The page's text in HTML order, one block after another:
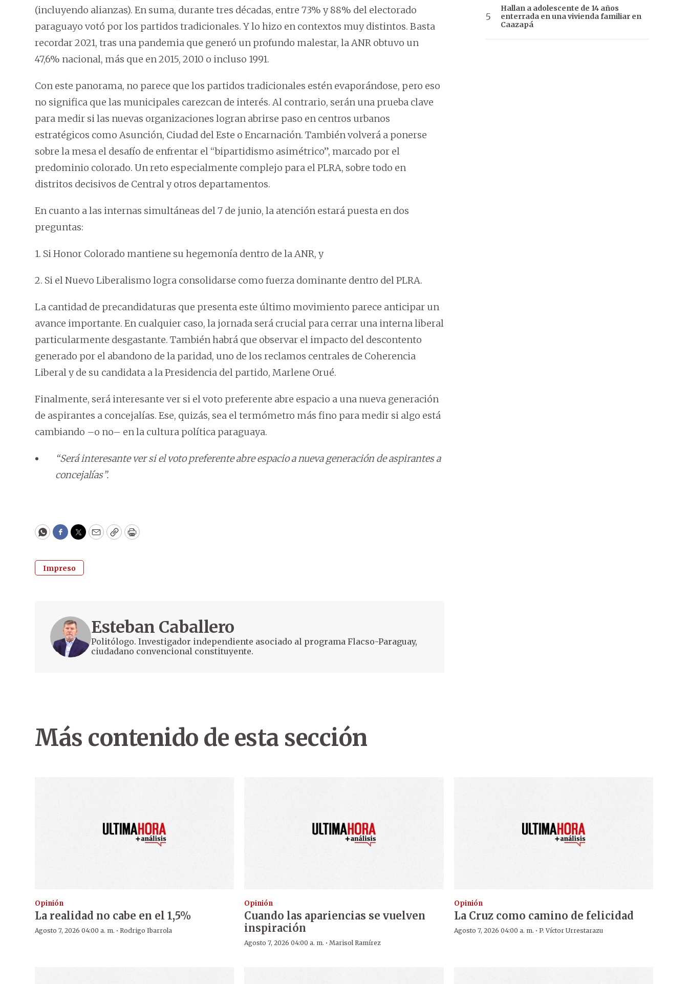
(incluyendo alianzas). En suma, durante tres décadas, entre 73% y 88% del electorado
paraguayo votó por los partidos tradicionales. Y lo hizo en contextos muy distintos. Basta
recordar 2021, tras una pandemia que generó un profundo malestar, la ANR obtuvo un
47,6% nacional, más que en 2015, 2010 o incluso 1991.
Con este panorama, no parece que los partidos tradicionales estén evaporándose, pero eso
no significa que las municipales carezcan de interés. Al contrario, serán una prueba clave
para medir si las nuevas organizaciones logran abrirse paso en centros urbanos
estratégicos como Asunción, Ciudad del Este o Encarnación. También volverá a ponerse
sobre la mesa el desafío de enfrentar el “bipartidismo asimétrico”, marcado por el
predominio colorado. Un reto especialmente complejo para el PLRA, sobre todo en
distritos decisivos de Central y otros departamentos.
En cuanto a las internas simultáneas del 7 de junio, la atención estará puesta en dos
preguntas:
1. Si Honor Colorado mantiene su hegemonía dentro de la ANR, y
2. Si el Nuevo Liberalismo logra consolidarse como fuerza dominante dentro del PLRA.
La cantidad de precandidaturas que presenta este último movimiento parece anticipar un
avance importante. En cualquier caso, la jornada será crucial para cerrar una interna liberal
particularmente desgastante. También habrá que observar el impacto del descontento
generado por el abandono de la paridad, uno de los reclamos centrales de Coherencia
Liberal y de su candidata a la Presidencia del partido, Marlene Orué.
Finalmente, será interesante ver si el voto preferente abre espacio a una nueva generación
de aspirantes a concejalías. Ese, quizás, sea el termómetro más fino para medir si algo está
cambiando –o no– en la cultura política paraguaya.
“Será interesante ver si el voto preferente abre espacio a nueva generación de aspirantes a
concejalías”.
WhatsApp
Facebook
Twitter
EmailCopyPrint
Impreso
Esteban Caballero
Politólogo. Investigador independiente asociado al programa Flacso-Paraguay,
ciudadano convencional constituyente.
Hallan a adolescente de 14 años
enterrada en una vivienda familiar en
Caazapá
Más contenido de esta sección
Opinión
La realidad no cabe en el 1,5%
Agosto 7, 2026 04:00 a. m. · Rodrigo Ibarrola
Opinión
Cuando las apariencias se vuelven
inspiración
Agosto 7, 2026 04:00 a. m. ·Marisol Ramírez
Opinión
La Cruz como camino de felicidad
Agosto 7, 2026 04:00 a. m. · P. Víctor Urrestarazu